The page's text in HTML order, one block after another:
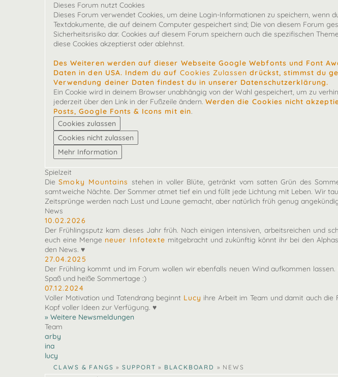
Dieses Forum nutzt Cookies
Dieses Forum verwendet Cookies, um deine Login-Informationen zu speichern, wenn
Textdokumente, die auf deinem Computer gespeichert sind; Die von diesem Forum
Sicherheitsrisiko dar. Cookies auf diesem Forum speichern auch die spezifischen
diese Cookies akzeptierst oder ablehnst.
Des Weiteren werden auf dieser Webseite Google Webfonts und Font
Daten in den USA. Indem du auf Cookies Zulassen drückst, stimmst du
Verwendung deiner Daten findest du in unserer Datenschutzerklärung.
Ein Cookie wird in deinem Browser unabhängig von der Wahl gespeichert, um zu
jederzeit über den Link in der Fußzeile ändern. Werden die Cookies nicht
Posts, Google Fonts & Icons mit ein.
Spielzeit
DieSmoky Mountains stehen in voller Blüte, getränkt vom satten Grün des
samtweiche Nächte. Der Sommer atmet tief ein und füllt jede Lichtung mit Leben. Wir
Zeitsprünge werden nach Lust und Laune gemacht, aber natürlich früh genug
News
10.02.2026
Der Frühlingsputz kam dieses Jahr früh. Nach einigen intensiven, arbeitsreichen und
euch eine Menge neuer Infotexte mitgebracht und zukünftig könnt ihr bei den Alphas
den News. ♥
27.04.2025
Der Frühling kommt und im Forum wollen wir ebenfalls neuen Wind aufkommen
Spaß und heiße Sommertage :)
07.12.2024
Voller Motivation und Tatendrang beginnt Lucy ihre Arbeit im Team und damit auch die
Kopf voller Ideen zur Verfügung. ♥
» Weitere Newsmeldungen
Team
arby
ina
lucy
CLAWS & FANGS » SUPPORT » BLACKBOARD » NEWS